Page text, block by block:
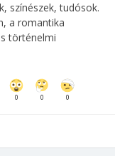
színészek, tudósok.
a romantika
történelmi
0 0 0